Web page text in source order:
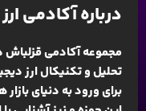
درباره آکادمی
مجموعه آکادمی قزلباش
تحلیل و تکنیکال ارز
برای ورود به دنیای